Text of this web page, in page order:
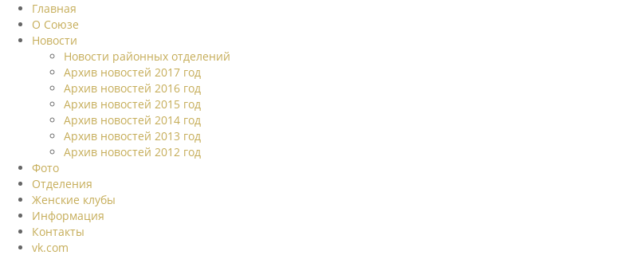
Главная
О Союзе
Новости
Новости районных отделений
Архив новостей 2017 год
Архив новостей 2016 год
Архив новостей 2015 год
Архив новостей 2014 год
Архив новостей 2013 год
Архив новостей 2012 год
Фото
Отделения
Женские клубы
Информация
Контакты
vk.com